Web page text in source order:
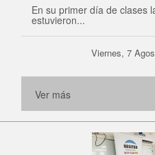
En su primer día de clases
estuvieron...
Viernes, 7
Ver más